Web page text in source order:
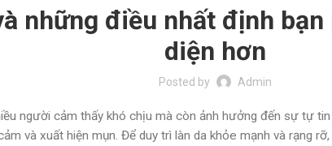
những điều nhất định
diện hơn
Posted by Admin
người cảm thấy khó chịu mà còn ảnh hưởng đến sự tự
và xuất hiện mụn. Để duy trì làn da khỏe mạnh và rạng